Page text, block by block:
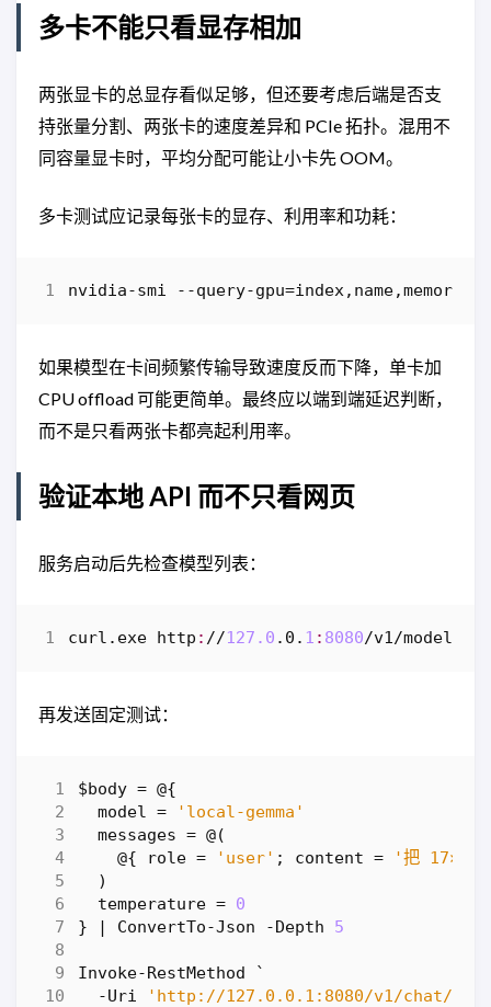
多卡不能只看显存相加
两张显卡的总显存看似足够，但还要考虑后端是否支
持张量分割、两张卡的速度差异和 PCIe 拓扑。混用不
同容量显卡时，平均分配可能让小卡先 OOM。
多卡测试应记录每张卡的显存、利用率和功耗：
nvidia-smi - -query-gpu=index , name,memory
如果模型在卡间频繁传输导致速度反而下降，单卡加
CPU offload 可能更简单。最终应以端到端延迟判断，
而不是只看两张卡都亮起利用率。
验证本地 API 而不只看网页
服务启动后先检查模型列表：
curl . exe http : //127.0 . 0 . 1 : 8080/v1 /models
再发送固定测试：
$body = @{
model
=
'local-gemma'
messages = @(
@{ role = 'user' ; content =
'把 17×23
)
temperature = 0
}
| ConvertTo-Json -Depth 5
Invoke-RestMethod
`
-Uri
'http://127.0.0.1:8080/v1/chat/